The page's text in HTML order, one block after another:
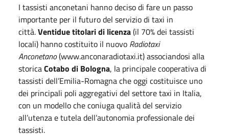
I tassisti anconetani hanno deciso di fare un passo
importante per il futuro del servizio di taxi in
città.Ventidue titolari di licenza(il 70% dei tassisti
locali) hanno costituito il nuovo Radiotaxi
Anconetano(www.anconaradiotaxi.it) associandosi alla
storicaCotabo di Bologna, la principale cooperativa di
tassisti dell’Emilia-Romagna che oggi costituisce uno
dei principali poli aggregativi del settore taxi in Italia,
con un modello che coniuga qualità del servizio
all’utenza e tutela dell’autonomia professionale dei
tassisti.